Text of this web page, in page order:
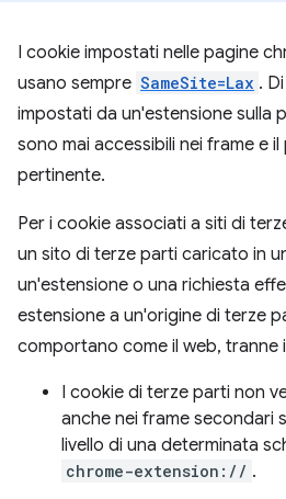
I cookie impostati nelle pagine
usano sempre SameSite=Lax .
impostati da un'estensione sulla
sono mai accessibili nei frame e
pertinente.
Per i cookie associati a siti di
un sito di terze parti caricato in
un'estensione o una richiesta
estensione a un'origine di terze
comportano come il web, tranne
I cookie di terze parti non
anche nei frame secondari
livello di una determinata
chrome-extension:// .